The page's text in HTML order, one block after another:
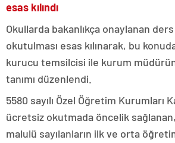
esas kılındı
Okullarda bakanlıkça onaylanan ders
okutulması esas kılınarak, bu
kurucu temsilcisi ile kurum
tanımı düzenlendi.
5580 sayılı Özel Öğretim Kurumları
ücretsiz okutmada öncelik
malulü sayılanların ilk ve orta